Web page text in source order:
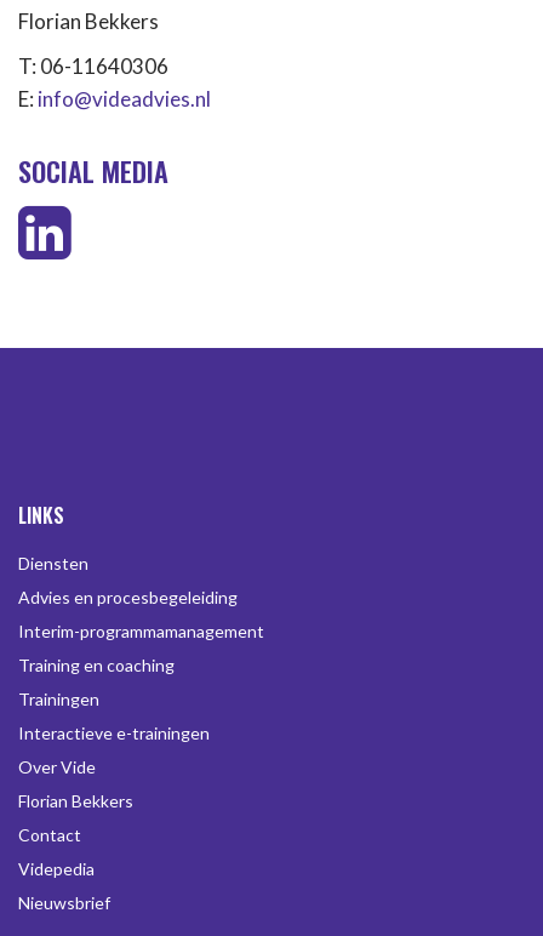
Florian Bekkers
T: 06-11640306
E: info@videadvies.nl
SOCIAL MEDIA
LINKS
Diensten
Advies en procesbegeleiding
Interim-programmamanagement
Training en coaching
Trainingen
Interactieve e-trainingen
Over Vide
Florian Bekkers
Contact
Videpedia
Nieuwsbrief